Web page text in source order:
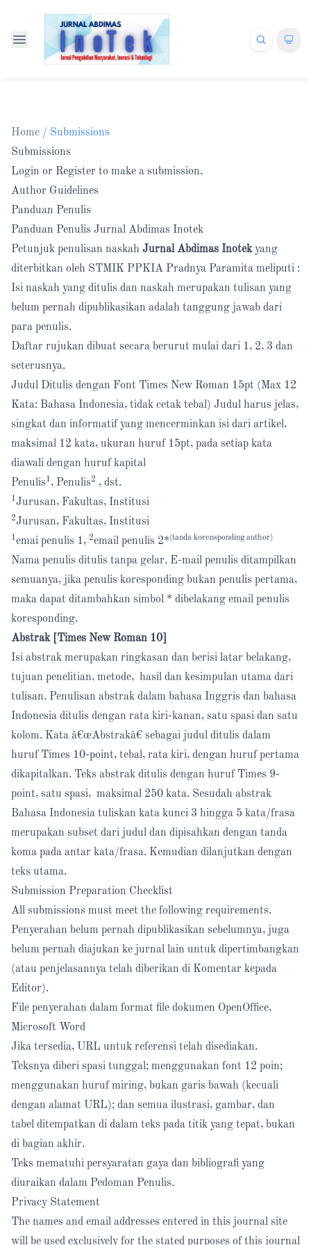
Home / Submissions
Submissions
Login or Register to make a submission.
Author Guidelines
Panduan Penulis
Panduan Penulis Jurnal Abdimas Inotek
Petunjuk penulisan naskah Jurnal Abdimas Inotekyang
diterbitkan oleh STMIK PPKIA Pradnya Paramita meliputi :
Isi naskah yang ditulis dan naskah merupakan tulisan yang
belum pernah dipublikasikan adalah tanggung jawab dari
para penulis.
Daftar rujukan dibuat secara berurut mulai dari 1, 2, 3 dan
seterusnya.
Judul Ditulis dengan Font Times New Roman 15pt (Max 12
Kata: Bahasa Indonesia, tidak cetak tebal) Judul harus jelas,
singkat dan informatif yang mencerminkan isi dari artikel,
maksimal 12 kata, ukuran huruf 15pt, pada setiap kata
diawali dengan huruf kapital
Penulis1, Penulis2 , dst.
1Jurusan, Fakultas, Institusi
2Jurusan, Fakultas, Institusi
1emai penulis 1, 2email penulis 2*(tanda korensponding author)
Nama penulis ditulis tanpa gelar. E-mail penulis ditampilkan
semuanya, jika penulis koresponding bukan penulis pertama,
maka dapat ditambahkan simbol * dibelakang email penulis
koresponding.
Abstrak [Times New Roman 10]
Isi abstrak merupakan ringkasan dan berisi latar belakang,
tujuan penelitian, metode, hasil dan kesimpulan utama dari
tulisan. Penulisan abstrak dalam bahasa Inggris dan bahasa
Indonesia ditulis dengan rata kiri-kanan, satu spasi dan satu
kolom. Kata â€œAbstrakâ€ sebagai judul ditulis dalam
huruf Times 10-point, tebal, rata kiri, dengan huruf pertama
dikapitalkan. Teks abstrak ditulis dengan huruf Times 9-
point, satu spasi, maksimal 250 kata. Sesudah abstrak
Bahasa Indonesia tuliskan kata kunci 3 hingga 5 kata/frasa
merupakan subset dari judul dan dipisahkan dengan tanda
koma pada antar kata/frasa. Kemudian dilanjutkan dengan
teks utama.
Submission Preparation Checklist
All submissions must meet the following requirements.
Penyerahan belum pernah dipublikasikan sebelumnya, juga
belum pernah diajukan ke jurnal lain untuk dipertimbangkan
(atau penjelasannya telah diberikan di Komentar kepada
Editor).
File penyerahan dalam format file dokumen OpenOffice,
Microsoft Word
Jika tersedia, URL untuk referensi telah disediakan.
Teksnya diberi spasi tunggal; menggunakan font 12 poin;
menggunakan huruf miring, bukan garis bawah (kecuali
dengan alamat URL); dan semua ilustrasi, gambar, dan
tabel ditempatkan di dalam teks pada titik yang tepat, bukan
di bagian akhir.
Teks mematuhi persyaratan gaya dan bibliografi yang
diuraikan dalam Pedoman Penulis.
Privacy Statement
The names and email addresses entered in this journal site
will be used exclusively for the stated purposes of this journal